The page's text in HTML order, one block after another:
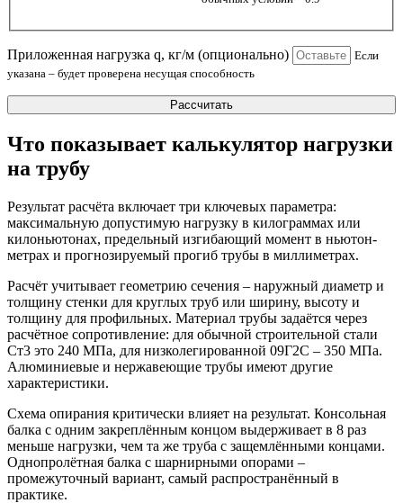
Приложенная нагрузка q, кг/м (опционально)
Если
указана – будет проверена несущая способность
Рассчитать
Что показывает калькулятор нагрузки
на трубу
Результат расчёта включает три ключевых параметра:
максимальную допустимую нагрузку в килограммах или
килоньютонах, предельный изгибающий момент в ньютон-
метрах и прогнозируемый прогиб трубы в миллиметрах.
Расчёт учитывает геометрию сечения – наружный диаметр и
толщину стенки для круглых труб или ширину, высоту и
толщину для профильных. Материал трубы задаётся через
расчётное сопротивление: для обычной строительной стали
Ст3 это 240 МПа, для низколегированной 09Г2С – 350 МПа.
Алюминиевые и нержавеющие трубы имеют другие
характеристики.
Схема опирания критически влияет на результат. Консольная
балка с одним закреплённым концом выдерживает в 8 раз
меньше нагрузки, чем та же труба с защемлёнными концами.
Однопролётная балка с шарнирными опорами –
промежуточный вариант, самый распространённый в
практике.